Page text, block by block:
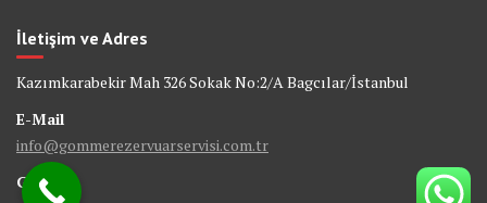
İletişim ve Adres
Kazımkarabekir Mah 326 Sokak No:2/A Bagcılar/İstanbul
E-Mail
info@gommerezervuarservisi.com.tr
GSM